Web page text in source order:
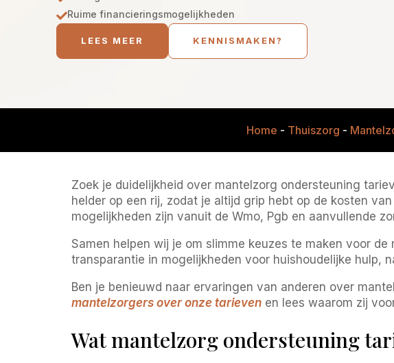
Ruime financieringsmogelijkheden
LEES MEER KENNISMAKEN?
Home - Thuiszorg -
Zoek je duidelijkheid over mantelzorg ondersteuning
helder op een rij, zodat je altijd grip hebt op de kosten
mogelijkheden zijn vanuit de Wmo, Pgb en aanvullende
Samen helpen wij je om slimme keuzes te maken voor
transparantie in mogelijkheden voor huishoudelijke hulp,
Ben je benieuwd naar ervaringen van anderen over
mantelzorgers over onze tarieven en lees waarom zij
Wat mantelzorg ondersteuning